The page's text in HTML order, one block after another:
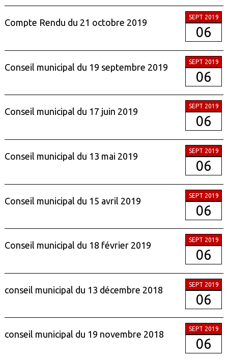
Compte Rendu du 21 octobre 2019
SEPT 2019
06
Conseil municipal du 19 septembre 2019
SEPT 2019
06
Conseil municipal du 17 juin 2019
SEPT 2019
06
Conseil municipal du 13 mai 2019
SEPT 2019
06
Conseil municipal du 15 avril 2019
SEPT 2019
06
Conseil municipal du 18 février 2019
SEPT 2019
06
conseil municipal du 13 décembre 2018
SEPT 2019
06
conseil municipal du 19 novembre 2018
SEPT 2019
06